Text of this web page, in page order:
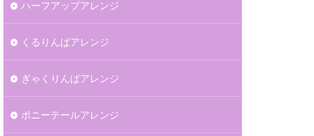
ハーフアップアレンジ
くるりんぱアレンジ
ぎゃくりんぱアレンジ
ポニーテールアレンジ